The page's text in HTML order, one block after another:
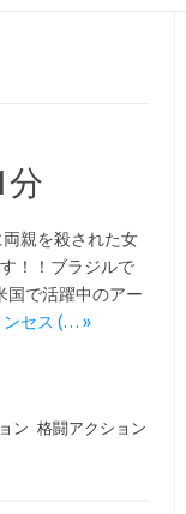
分
を殺された女
！！ブラジルで
国で活躍中のアー
ンセス (… »
ン 格闘アクション